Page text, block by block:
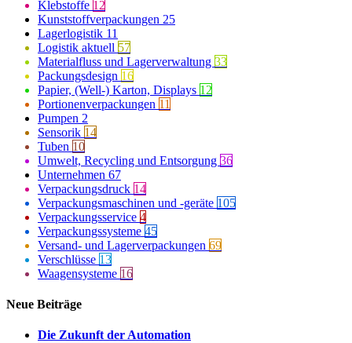
Klebstoffe 12
Kunststoffverpackungen 25
Lagerlogistik 11
Logistik aktuell 57
Materialfluss und Lagerverwaltung 33
Packungsdesign 16
Papier, (Well-) Karton, Displays 12
Portionenverpackungen 11
Pumpen 2
Sensorik 14
Tuben 10
Umwelt, Recycling und Entsorgung 36
Unternehmen 67
Verpackungsdruck 14
Verpackungsmaschinen und -geräte 105
Verpackungsservice 4
Verpackungssysteme 45
Versand- und Lagerverpackungen 69
Verschlüsse 13
Waagensysteme 16
Neue Beiträge
Die Zukunft der Automation